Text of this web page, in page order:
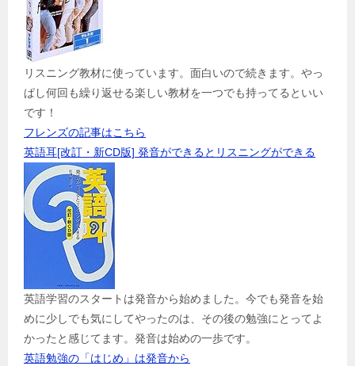
リスニング教材に使っています。面白いので続きます。やっ
ぱし何回も繰り返せる楽しい教材を一つでも持ってるといい
です！
フレンズの記事はこちら
英語耳[改訂・新CD版] 発音ができるとリスニングができる
英語学習のスタートは発音から始めました。今でも発音を始
めに少しでも気にしてやったのは、その後の勉強にとってよ
かったと感じてます。発音は始めの一歩です。
英語勉強の「はじめ」は発音から